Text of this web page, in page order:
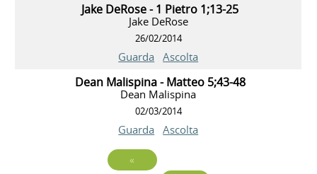
Jake DeRose - 1 Pietro 1;13-25
Jake DeRose
26/02/2014
Guarda Ascolta
Dean Malispina - Matteo 5;43-48
Dean Malispina
02/03/2014
Guarda Ascolta
«